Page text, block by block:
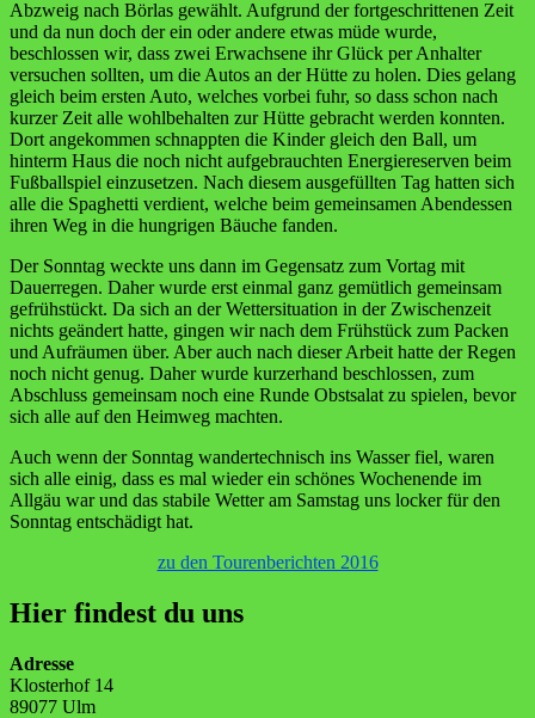
Abzweig nach Börlas gewählt. Aufgrund der fortgeschrittenen Zeit
und da nun doch der ein oder andere etwas müde wurde,
beschlossen wir, dass zwei Erwachsene ihr Glück per Anhalter
versuchen sollten, um die Autos an der Hütte zu holen. Dies gelang
gleich beim ersten Auto, welches vorbei fuhr, so dass schon nach
kurzer Zeit alle wohlbehalten zur Hütte gebracht werden konnten.
Dort angekommen schnappten die Kinder gleich den Ball, um
hinterm Haus die noch nicht aufgebrauchten Energiereserven beim
Fußballspiel einzusetzen. Nach diesem ausgefüllten Tag hatten sich
alle die Spaghetti verdient, welche beim gemeinsamen Abendessen
ihren Weg in die hungrigen Bäuche fanden.
Der Sonntag weckte uns dann im Gegensatz zum Vortag mit
Dauerregen. Daher wurde erst einmal ganz gemütlich gemeinsam
gefrühstückt. Da sich an der Wettersituation in der Zwischenzeit
nichts geändert hatte, gingen wir nach dem Frühstück zum Packen
und Aufräumen über. Aber auch nach dieser Arbeit hatte der Regen
noch nicht genug. Daher wurde kurzerhand beschlossen, zum
Abschluss gemeinsam noch eine Runde Obstsalat zu spielen, bevor
sich alle auf den Heimweg machten.
Auch wenn der Sonntag wandertechnisch ins Wasser fiel, waren
sich alle einig, dass es mal wieder ein schönes Wochenende im
Allgäu war und das stabile Wetter am Samstag uns locker für den
Sonntag entschädigt hat.
zu den Tourenberichten 2016
Hier findest du uns
Adresse
Klosterhof 14
89077 Ulm